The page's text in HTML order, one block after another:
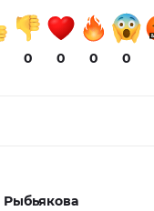
0 0 0 0
Рыбьякова